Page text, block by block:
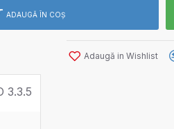
ADAUGĂ ÎN COŞ
Adaugă in Wishlist